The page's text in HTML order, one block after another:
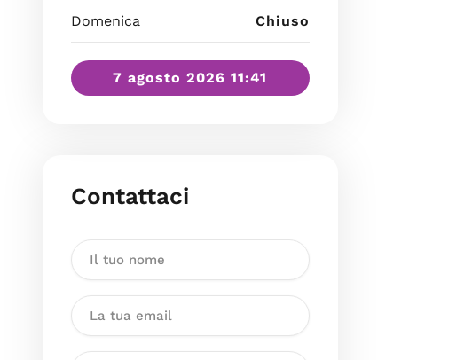
Domenica Chiuso
7 agosto 2026 11:41
Contattaci